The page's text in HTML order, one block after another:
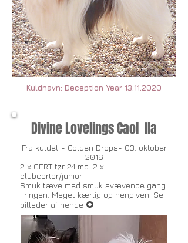
Kuldnavn: Deception Year 13.11.2020
Divine Lovelings Caol Ila
Fra kuldet - Golden Drops- 03. oktober
2016
2 x CERT før 24 md. 2 x
clubcerter/junior.
Smuk tæve med smuk svævende gang
i ringen. Meget kærlig og hengiven. Se
billeder af hende O